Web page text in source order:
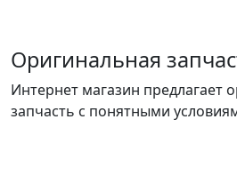
Оригинальная
Интернет магазин предлагает
запчасть с понятными